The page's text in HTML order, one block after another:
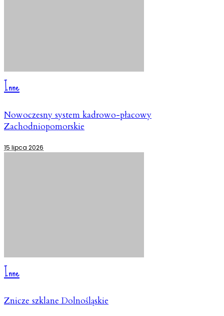
Inne
Nowoczesny system kadrowo-płacowy
Zachodniopomorskie
15 lipca 2026
Inne
Znicze szklane Dolnośląskie